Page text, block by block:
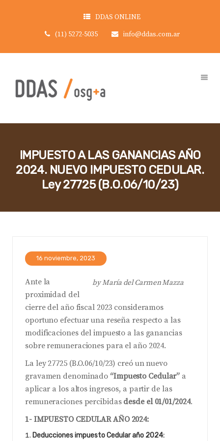
DDAS ONLINE
(11) 5272-5035
info@ddas.com.ar
IMPUESTO A LAS GANANCIAS AÑO
2024. NUEVO IMPUESTO CEDULAR.
Ley 27725 (B.O.06/10/23)
16 noviembre, 2023
byMaría del Carmen Mazza
Ante la
proximidad del
cierre del año fiscal 2023 consideramos
oportuno efectuar una reseña respecto a las
modificaciones del impuesto a las ganancias
sobre remuneraciones para el año 2024.
La ley 27725 (B.O.06/10/23) creó un nuevo
gravamen denominado “Impuesto Cedular” a
aplicar a los altos ingresos, a partir de las
remuneraciones percibidas desde el 01/01/2024.
1- IMPUESTO CEDULAR AÑO 2024:
Deducciones impuesto Cedular año 2024: